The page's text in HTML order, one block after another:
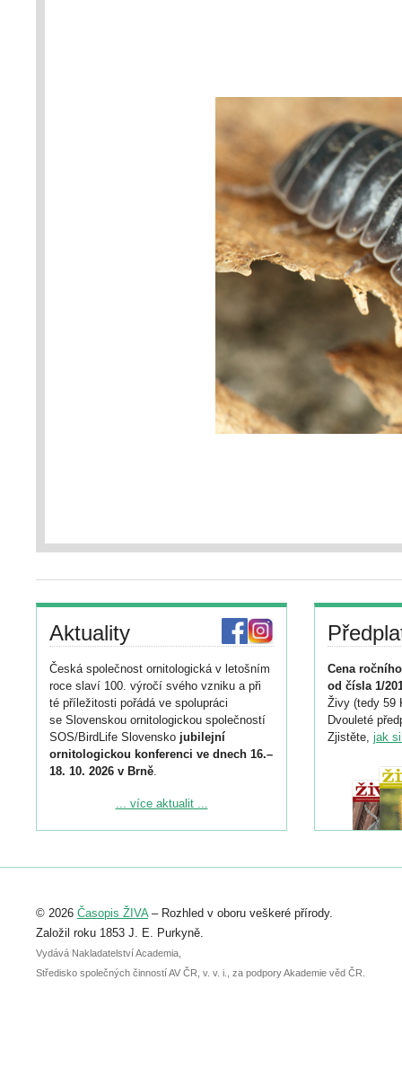
Aktuality
Česká společnost ornitologická v letošním
roce slaví 100. výročí svého vzniku a při
té příležitosti pořádá ve spolupráci
se Slovenskou ornitologickou společností
SOS/BirdLife Slovensko jubilejní
ornitologickou konferenci ve dnech 16.–
18. 10. 2026 v Brně.
Podrobnější informace ke konferenci
Registrovat se můžete do 6. září.
abstraktu přihlášené přednášky nebo
posteru je už 30. června.
... více aktualit ...
Cena
od čísla 1/
Živy (tedy 59
Dvouleté
Zjistěte, jak
© 2026 Časopis ŽIVA– Rozhled v oboru veškeré přírody.
Založil roku 1853 J. E. Purkyně.
Vydává Nakladatelství Academia,
Středisko společných činností AV ČR, v. v. i., za podpory Akademie věd ČR.